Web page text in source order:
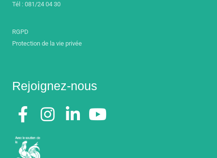
Tél : 081/24 04 30
RGPD
Protection de la vie privée
Rejoignez-nous